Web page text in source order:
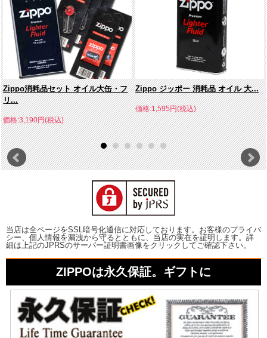
Zippo消耗品セット オイル大缶・フ
リ...
価格:3,190円(税込)
Zippo ジッポー 消耗品 オイル 大...
価格:1,595円(税込)
当店は全ページをSSL暗号化通信に対応しております。お客様のプライバ
シー、個人情報を漏洩から守るとともに、当店の実在を証明します。詳
細は上記のJPRSのサーバー証明書画像をクリックしてご確認下さい。
ZIPPOは永久保証。ギフトに